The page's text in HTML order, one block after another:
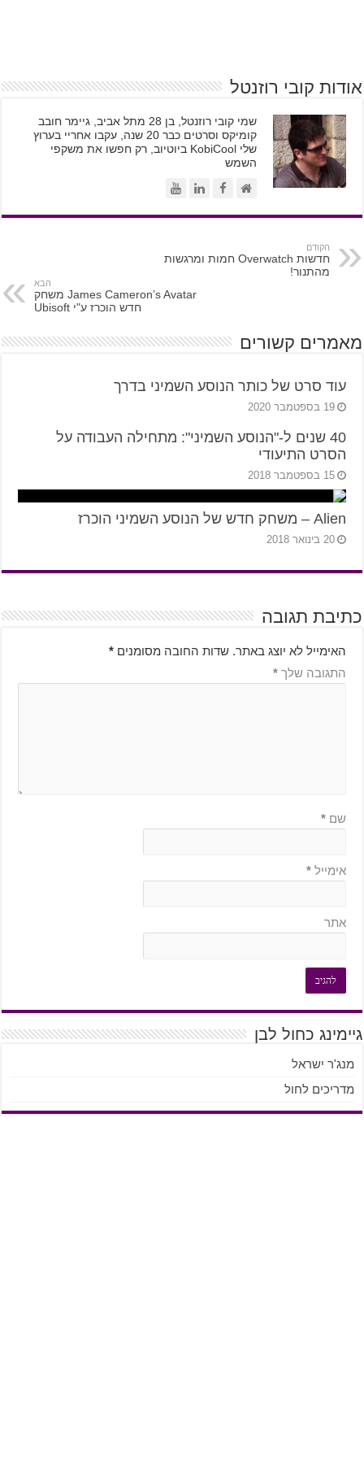
אודות קובי רוזנטל
שמי קובי רוזנטל, בן 28 מתל אביב, גיימר חובב
קומיקס וסרטים כבר 20 שנה, עקבו אחריי בערוץ
שלי KobiCool ביוטיוב, רק חפשו את משקפי
השמש
הקודם
חדשות Overwatch חמות ומרגשות
מהתנור!
הבא
James Cameron’s Avatar משחק
חדש הוכרז ע"י Ubisoft
מאמרים קשורים
עוד סרט של כותר הנוסע השמיני בדרך
19 בספטמבר 2020
40 שנים ל-"הנוסע השמיני": מתחילה העבודה על
הסרט התיעודי
15 בספטמבר 2018
Alien – משחק חדש של הנוסע השמיני הוכרז
20 בינואר 2018
כתיבת תגובה
האימייל לא יוצג באתר. שדות החובה מסומנים *
התגובה שלך *
שם *
אימייל *
אתר
גיימינג כחול לבן
מנג'ר ישראל
מדריכים לחול